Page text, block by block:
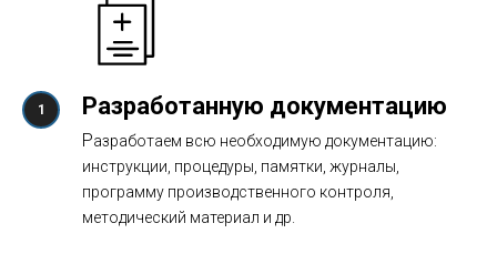
Разработанную документацию
Разработаем всю необходимую документацию:
инструкции, процедуры, памятки, журналы,
программу производственного контроля,
методический материал и др.